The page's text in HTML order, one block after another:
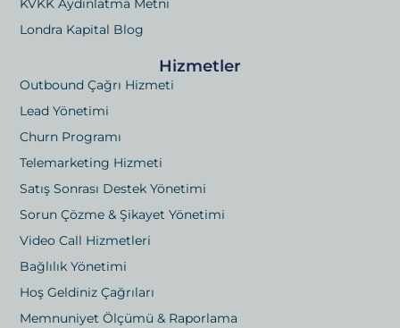
Hizmetler
Outbound Çağrı Hizmeti
Lead Yönetimi
Churn Programı
Telemarketing Hizmeti
Satış Sonrası Destek Yönetimi
Sorun Çözme & Şikayet Yönetimi
Video Call Hizmetleri
Bağlılık Yönetimi
Hoş Geldiniz Çağrıları
Memnuniyet Ölçümü & Raporlama
KVKK Aydınlatma Metni
Londra Kapital Blog